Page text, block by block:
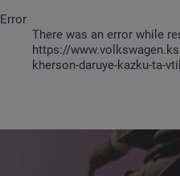
Error
There was an error while
https://
kherson-daruye-kazku-ta-